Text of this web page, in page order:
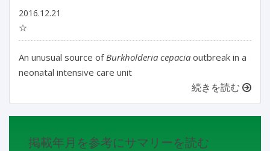
2016.12.21
☆
An unusual source of Burkholderia cepacia outbreak in a
neonatal intensive care unit
続きを読む
掲載年月を参考にサマリーを読む